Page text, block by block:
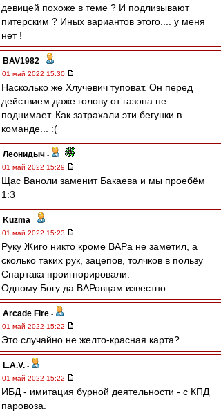
девицей похоже в теме ? И подлизывают
питерским ? Иных вариантов этого.... у меня
нет !
BAV1982 -
01 май 2022 15:30
Насколько же Хлучевич туповат. Он перед
действием даже голову от газона не
поднимает. Как затрахали эти бегунки в
команде... :(
Леонидыч -
01 май 2022 15:29
Щас Ваноли заменит Бакаева и мы проебём
1:3
Kuzma -
01 май 2022 15:23
Руку Жиго никто кроме ВАРа не заметил, а
сколько таких рук, зацепов, толчков в пользу
Спартака проигнорировали.
Одному Богу да ВАРовцам известно.
Arcade Fire -
01 май 2022 15:22
Это случайно не желто-красная карта?
L.А.V. -
01 май 2022 15:22
ИБД - имитация бурной деятельности - с КПД
паровоза.